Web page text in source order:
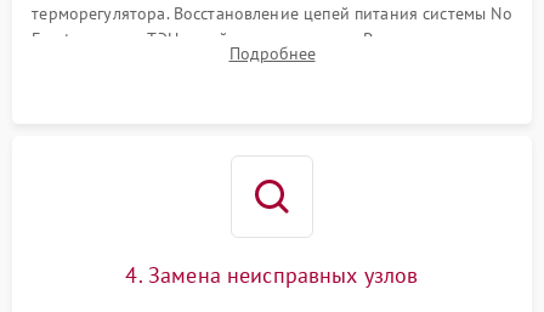
терморегулятора. Восстановление цепей питания системы No
Frost, включая ТЭН оттайки и вентилятор. Ремонт или замена
платы управления при сбоях алгоритмов.
Подробнее
4. Замена неисправных узлов